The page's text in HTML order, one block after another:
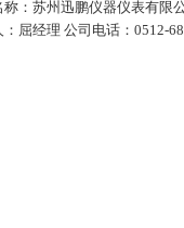
称：苏州迅鹏仪器仪表有限
：屈经理 公司电话：0512-